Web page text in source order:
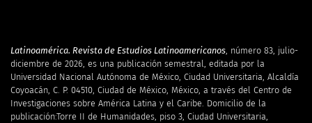
Latinoamérica. Revista de Estudios Latinoamericanos, número 83, julio-
diciembre de 2026, es una publicación semestral, editada por la
Universidad Nacional Autónoma de México, Ciudad Universitaria, Alcaldía
Coyoacán, C. P. 04510, Ciudad de México, México, a través del Centro de
Investigaciones sobre América Latina y el Caribe. Domicilio de la
publicación:Torre II de Humanidades, piso 3, Ciudad Universitaria,